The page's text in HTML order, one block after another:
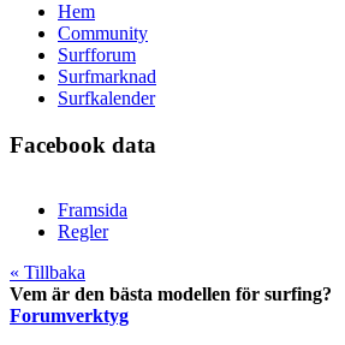
Hem
Community
Surfforum
Surfmarknad
Surfkalender
Facebook data
Framsida
Regler
« Tillbaka
Vem är den bästa modellen för surfing?
Forumverktyg